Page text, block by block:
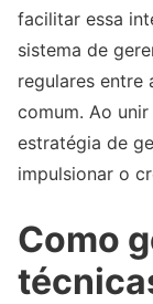
facilitar essa
sistema de
regulares entre
comum. Ao
estratégia de
impulsionar o
Como